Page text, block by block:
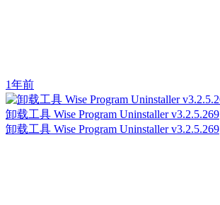
1年前
卸载工具 Wise Program Uninstaller v3.2.5.269
卸载工具 Wise Program Uninstaller v3.2.5.269